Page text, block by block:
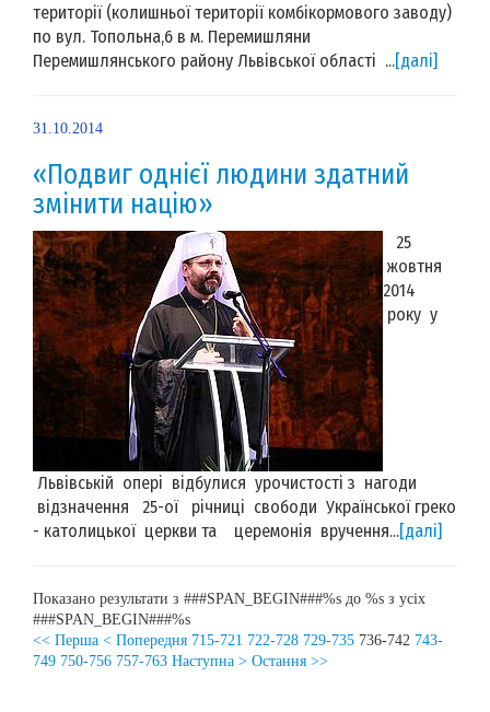
території (колишньої території комбікормового заводу)
по вул. Топольна,6 в м. Перемишляни
Перемишлянського району Львівської області ...[далі]
31.10.2014
«Подвиг однієї людини здатний
змінити націю»
25
жовтня
2014
року у
Львівській опері відбулися урочистості з нагоди
відзначення 25-ої річниці свободи Української греко
- католицької церкви та церемонія вручення...[далі]
Показано результати з ###SPAN_BEGIN###%s до %s з усіх
###SPAN_BEGIN###%s
<< Перша < Попередня 715-721 722-728 729-735 736-742 743-
749 750-756 757-763 Наступна > Остання >>